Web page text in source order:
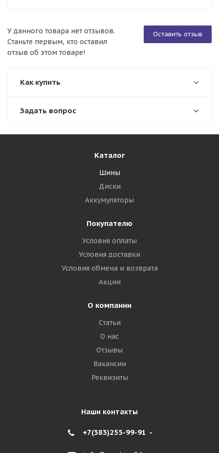
Оставить отзыв
У данного товара нет отзывов.
Станьте первым, кто оставил
отзыв об этом товаре!
Как купить
Задать вопрос
Каталог
Шины
Диски
Аккумуляторы
Покупателю
Условия оплаты
Условия доставки
Условия обмена и возврата
Акции
О компании
Статьи
О нас
Отзывы
Вакансии
Реквизиты
Наши контакты
+7(383)255-99-91